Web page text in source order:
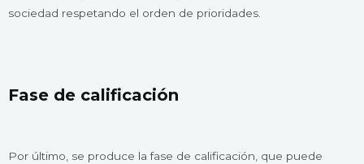
sociedad respetando el orden de prioridades.
Fase de calificación
Por último, se produce la fase de calificación, que puede